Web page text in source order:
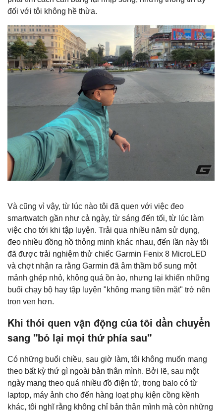
đối với tôi không hề thừa.
Và cũng vì vậy, từ lúc nào tôi đã quen với việc đeo
smartwatch gần như cả ngày, từ sáng đến tối, từ lúc làm
việc cho tới khi tập luyện. Trải qua nhiều năm sử dụng,
đeo nhiều đồng hồ thông minh khác nhau, đến lần này tôi
đã được trải nghiệm thử chiếc Garmin Fenix 8 MicroLED
và chợt nhận ra rằng Garmin đã âm thầm bổ sung một
mảnh ghép nhỏ, không quá ồn ào, nhưng lại khiến những
buổi chạy bộ hay tập luyện "không mang tiền mặt" trở nên
trọn vẹn hơn.
Khi thói quen vận động của tôi dần chuyển
sang "bỏ lại mọi thứ phía sau"
Có những buổi chiều, sau giờ làm, tôi không muốn mang
theo bất kỳ thứ gì ngoài bản thân mình. Bởi lẽ, sau một
ngày mang theo quá nhiều đồ điện tử, trong balo có từ
laptop, máy ảnh cho đến hàng loạt phụ kiện cồng kềnh
khác, tôi nghĩ rằng không chỉ bản thân mình mà còn những